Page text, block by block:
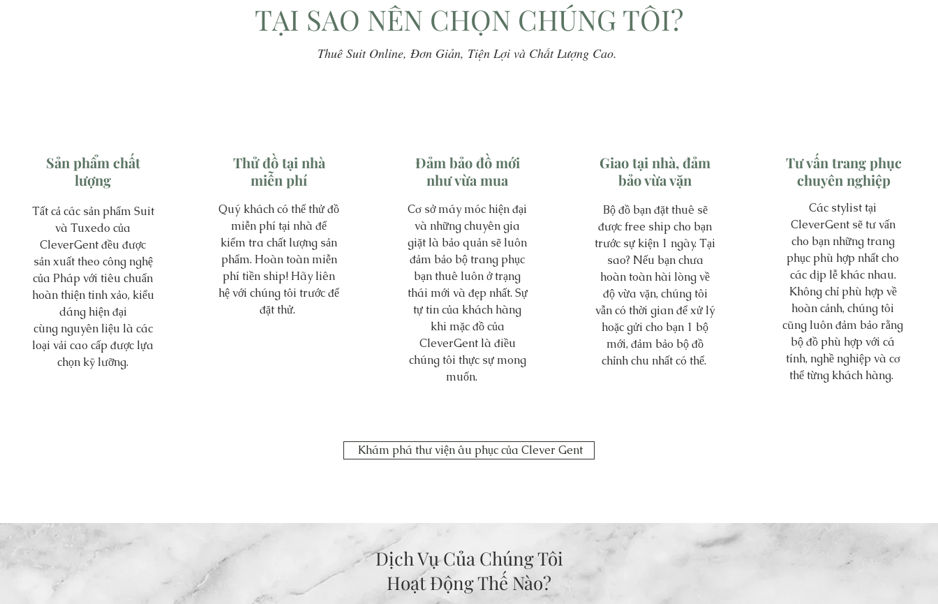
TẠI SAO NÊN CHỌN CHÚNG TÔI?
​Thuê Suit Online, Đơn Giản, Tiện Lợi và Chất Lượng Cao.
Sản phẩm chất
lượng
​Tất cả các sản phẩm Suit
và Tuxedo của
CleverGent đều được
sản xuất theo công nghệ
của Pháp với tiêu chuẩn
hoàn thiện tinh xảo, kiểu
dáng hiện đại
cùng nguyên liệu là các
loại vải cao cấp được lựa
chọn kỹ lưỡng.
Thử đồ tại nhà
miễn phí
Quý khách có thể thử đồ
miễn phí tại nhà để
kiểm tra chất lượng sản
phẩm. Hoàn toàn miễn
phí tiền ship! Hãy liên
hệ với chúng tôi trước để
đặt thử.
Đảm bảo đồ mới
như vừa mua
Cơ sở máy móc hiện đại
và những chuyên gia
giặt là bảo quản sẽ luôn
đảm bảo bộ trang phục
bạn thuê luôn ở trạng
thái mới và đẹp nhất. Sự
tự tin của khách hàng
khi mặc đồ của
CleverGent là điều
chúng tôi thực sự mong
muốn.
Giao tại nhà, đảm
bảo vừa vặn
Bộ đồ bạn đặt thuê sẽ
được free ship cho bạn
trước sự kiện 1 ngày. Tại
sao? Nếu bạn chưa
hoàn toàn hài lòng về
độ vừa vặn, chúng tôi
vẫn có thời gian để xử lý
hoặc gửi cho bạn 1 bộ
mới, đảm bảo bộ đồ
chỉnh chu nhất có thể.
Tư vấn trang phục
chuyên nghiệp
Các stylist tại
CleverGent sẽ tư vấn
cho bạn những trang
phục phù hợp nhất cho
các dịp lễ khác nhau.
Không chỉ phù hợp về
hoàn cảnh, chúng tôi
cũng luôn đảm bảo rằng
bộ đồ phù hợp với cá
tính, nghề nghiệp và cơ
thể từng khách hàng.
Khám phá thư viện âu phục của Clever Gent
Dịch Vụ Của Chúng Tôi
Hoạt Động Thế Nào?